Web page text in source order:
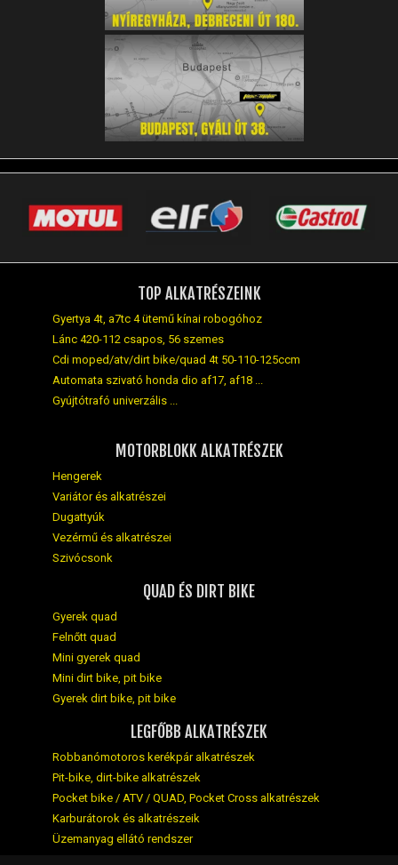
TOP ALKATRÉSZEINK
Gyertya 4t, a7tc 4 ütemű kínai robogóhoz
Lánc 420-112 csapos, 56 szemes
Cdi moped/atv/dirt bike/quad 4t 50-110-125ccm
Automata szivató honda dio af17, af18 ...
Gyújtótrafó univerzális ...
MOTORBLOKK ALKATRÉSZEK
Hengerek
Variátor és alkatrészei
Dugattyúk
Vezérmű és alkatrészei
Szivócsonk
QUAD ÉS DIRT BIKE
Gyerek quad
Felnőtt quad
Mini gyerek quad
Mini dirt bike, pit bike
Gyerek dirt bike, pit bike
LEGFŐBB ALKATRÉSZEK
Robbanómotoros kerékpár alkatrészek
Pit-bike, dirt-bike alkatrészek
Pocket bike / ATV / QUAD, Pocket Cross alkatrészek
Karburátorok és alkatrészeik
Üzemanyag ellátó rendszer